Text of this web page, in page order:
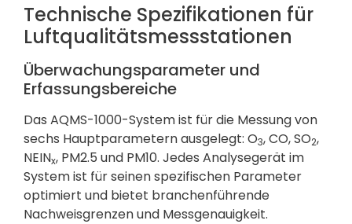
Technische Spezifikationen für
Luftqualitätsmessstationen
Überwachungsparameter und
Erfassungsbereiche
Das AQMS-1000-System ist für die Messung von
sechs Hauptparametern ausgelegt: O3, CO, SO2,
NEINx, PM2.5 und PM10. Jedes Analysegerät im
System ist für seinen spezifischen Parameter
optimiert und bietet branchenführende
Nachweisgrenzen und Messgenauigkeit.